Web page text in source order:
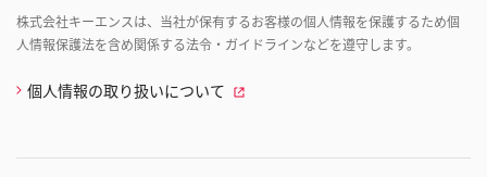
株式会社キーエンスは、当社が保有するお客様の個人情報を保護するため個
人情報保護法を含め関係する法令・ガイドラインなどを遵守します。
個人情報の取り扱いについて